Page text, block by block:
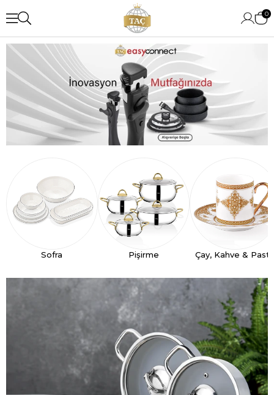
0
Sofra Pişirme Çay, Kahve &